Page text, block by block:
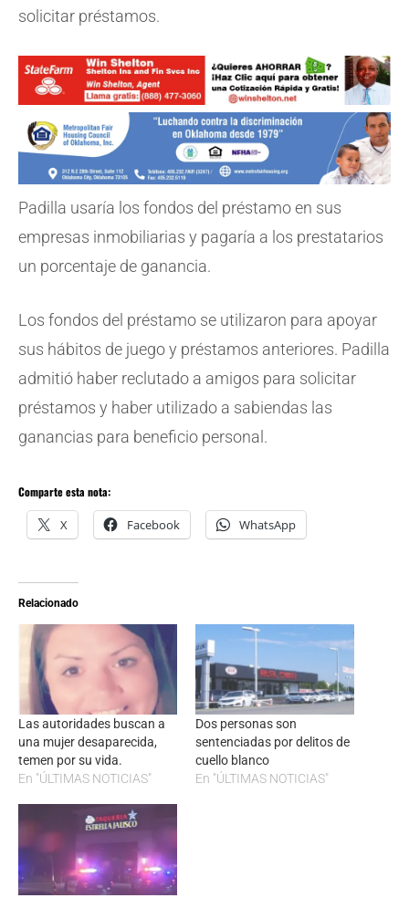
solicitar préstamos.
Padilla usaría los fondos del préstamo en sus
empresas inmobiliarias y pagaría a los prestatarios
un porcentaje de ganancia.
Los fondos del préstamo se utilizaron para apoyar
sus hábitos de juego y préstamos anteriores. Padilla
admitió haber reclutado a amigos para solicitar
préstamos y haber utilizado a sabiendas las
ganancias para beneficio personal.
Comparte esta nota:
X Facebook WhatsApp
Relacionado
Las autoridades buscan a
una mujer desaparecida,
temen por su vida.
En "ÚLTIMAS NOTICIAS"
Dos personas son
sentenciadas por delitos de
cuello blanco
En "ÚLTIMAS NOTICIAS"